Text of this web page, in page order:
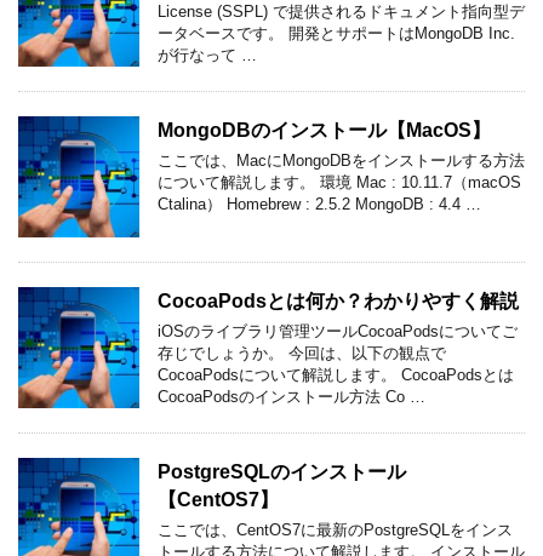
License (SSPL) で提供されるドキュメント指向型デ
ータベースです。 開発とサポートはMongoDB Inc.
が行なって …
MongoDBのインストール【MacOS】
ここでは、MacにMongoDBをインストールする方法
について解説します。 環境 Mac : 10.11.7（macOS
Ctalina） Homebrew : 2.5.2 MongoDB : 4.4 …
CocoaPodsとは何か？わかりやすく解説
iOSのライブラリ管理ツールCocoaPodsについてご
存じでしょうか。 今回は、以下の観点で
CocoaPodsについて解説します。 CocoaPodsとは
CocoaPodsのインストール方法 Co …
PostgreSQLのインストール
【CentOS7】
ここでは、CentOS7に最新のPostgreSQLをインス
トールする方法について解説します。 インストール